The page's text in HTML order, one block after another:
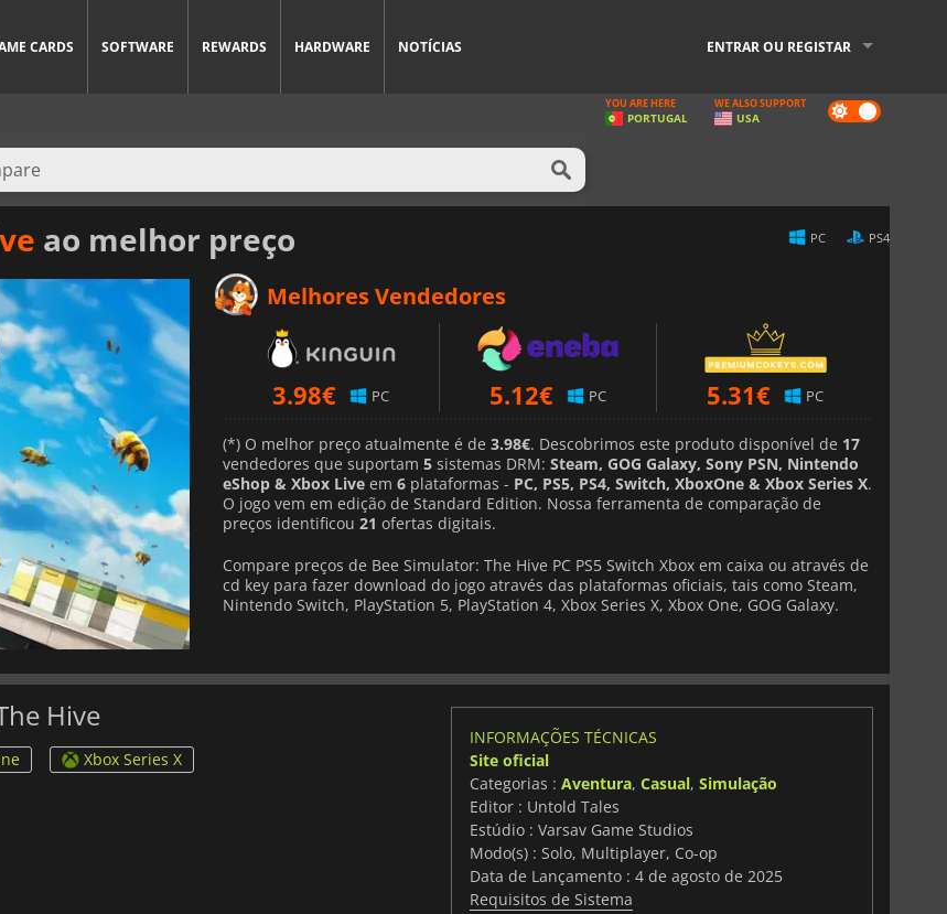
CARDS SOFTWARE REWARDS HARDWARE NOTÍCIAS ENTRAR OU REGISTAR
Dark
mode
YOU ARE HERE
PORTUGAL
WE ALSO SUPPORT
USA
ao melhor preço PC PS4
Melhores Vendedores
3.98€ PC 5.12€ PC 5.31€ PC
(*) O melhor preço atualmente é de 3.98€. Descobrimos este produto disponível de 17
vendedores que suportam 5 sistemas DRM: Steam, GOG Galaxy, Sony PSN, Nintendo
eShop & Xbox Live em 6 plataformas - PC, PS5, PS4, Switch, XboxOne & Xbox Series X.
O jogo vem em edição de Standard Edition. Nossa ferramenta de comparação de
preços identificou 21 ofertas digitais.
Compare preços de Bee Simulator: The Hive PC PS5 Switch Xbox em caixa ou através de
cd key para fazer download do jogo através das plataformas oficiais, tais como Steam,
Nintendo Switch, PlayStation 5, PlayStation 4, Xbox Series X, Xbox One, GOG Galaxy.
Hive
Xbox Series X
INFORMAÇÕES TÉCNICAS
Site oficial
Categorias : Aventura, Casual, Simulação
Editor : Untold Tales
Estúdio : Varsav Game Studios
Modo(s) : Solo, Multiplayer, Co-op
Data de Lançamento : 4 de agosto de 2025
Requisitos de Sistema